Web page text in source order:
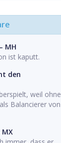
MH
ist kaputt.
den
weil ohne
Balancierer von